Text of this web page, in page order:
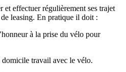
et effectuer régulièrement ses trajet
leasing. En pratique il doit :
à la prise du vélo pour
travail avec le vélo.